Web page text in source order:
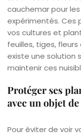
cauchemar pour les
expérimentés. Ces
vos cultures et
feuilles, tiges,
existe une solution
maintenir ces
Protéger ses
avec un objet
Pour éviter de voir